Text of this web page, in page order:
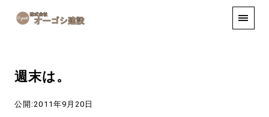
手しごと
週末は。
公開:2011年9月20日